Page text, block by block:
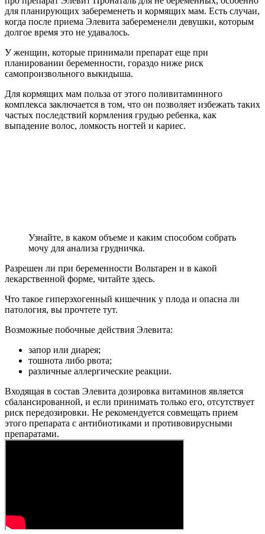
для планирующих забеременеть и кормящих мам. Есть случаи,
когда после приема Элевита забеременели девушки, которым
долгое время это не удавалось.
У женщин, которые принимали препарат еще при
планировании беременности, гораздо ниже риск
самопроизвольного выкидыша.
Для кормящих мам польза от этого поливитаминного
комплекса заключается в том, что он позволяет избежать таких
частых последствий кормления грудью ребенка, как
выпадение волос, ломкость ногтей и кариес.
Узнайте, в каком объеме и каким способом собрать
мочу для анализа грудничка.
Разрешен ли при беременности Вольтарен и в какой
лекарственной форме, читайте здесь.
Что такое гиперэхогенный кишечник у плода и опасна ли
патология, вы прочтете тут.
Возможные побочные действия Элевита:
запор или диарея;
тошнота либо рвота;
различные аллергические реакции.
Входящая в состав Элевита дозировка витаминов является
сбалансированной, и если принимать только его, отсутствует
риск передозировки. Не рекомендуется совмещать прием
этого препарата с антибиотиками и противовирусными
препаратами.